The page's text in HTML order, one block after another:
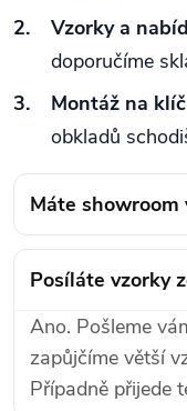
Vzorky a
doporučíme
Montáž na klíč
obkladů
Máte showroom
Posíláte vzorky
Ano. Pošleme
zapůjčíme větší
Případně přijede